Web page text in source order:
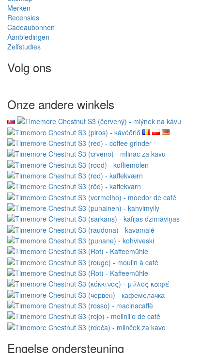
Merken
Recensies
Cadeaubonnen
Aanbiedingen
Zelfstudies
Volg ons
Onze andere winkels
Engelse ondersteuning